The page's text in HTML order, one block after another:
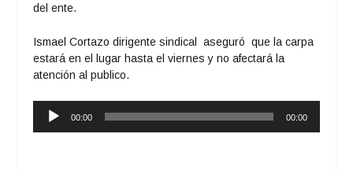
del ente.
Ismael Cortazo dirigente sindical aseguró que la carpa
estará en el lugar hasta el viernes y no afectará la
atención al publico.
Reproductor
00:00 00:00